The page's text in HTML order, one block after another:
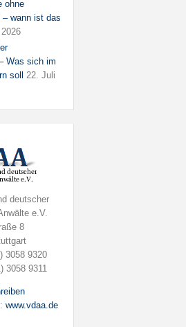
ohne
– wann ist das
Was sich im
soll
22. Juli
deutscher
e.V.
8
3058 9320
3058 9311
www.vdaa.de